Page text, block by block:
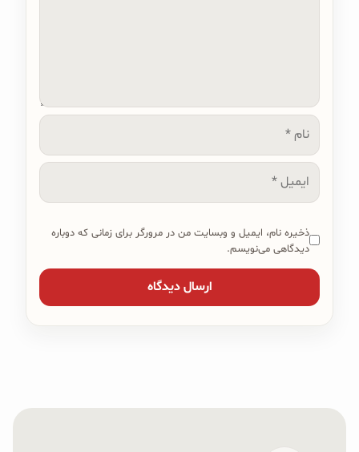
نام
ایمیل
ذخیره نام، ایمیل و وبسایت من در مرورگر برای زمانی که دوباره
دیدگاهی می‌نویسم.